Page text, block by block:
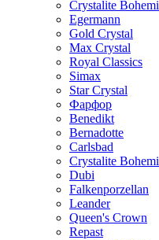
Crystalite
Egermann
Gold Crystal
Max Crystal
Royal Classics
Simax
Star Crystal
Фарфор
Benedikt
Bernadotte
Carlsbad
Crystalite
Dubi
Falkenporzellan
Leander
Queen's Crown
Repast